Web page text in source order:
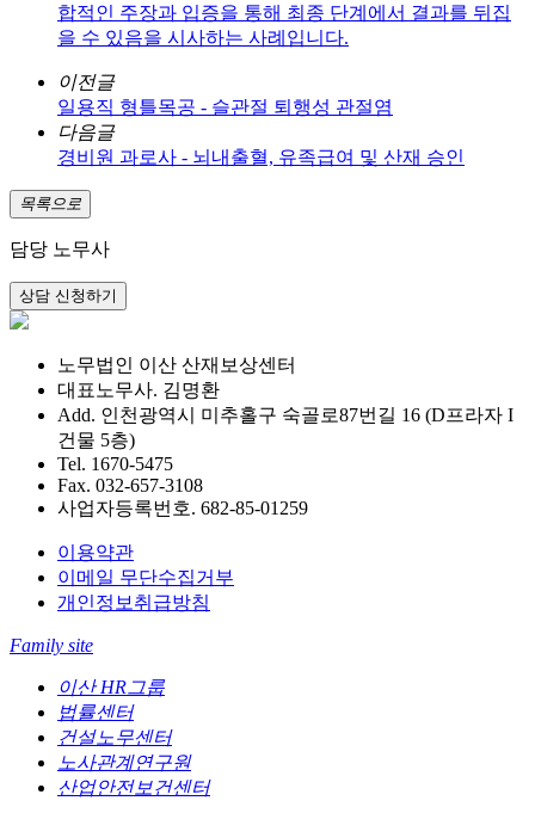
합적인 주장과 입증을 통해 최종 단계에서 결과를 뒤집
을 수 있음을 시사하는 사례입니다.
이전글
일용직 형틀목공 - 슬관절 퇴행성 관절염
다음글
경비원 과로사 - 뇌내출혈, 유족급여 및 산재 승인
목록으로
담당 노무사
노무법인 이산 산재보상센터
대표노무사. 김명환
Add. 인천광역시 미추홀구 숙골로87번길 16 (D프라자 I
건물 5층)
Tel. 1670-5475
Fax. 032-657-3108
사업자등록번호. 682-85-01259
이용약관
이메일 무단수집거부
개인정보취급방침
Family site
이산 HR그룹
법률센터
건설노무센터
노사관계연구원
산업안전보건센터